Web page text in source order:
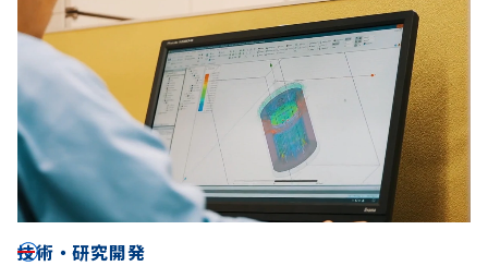
技術・研究開発